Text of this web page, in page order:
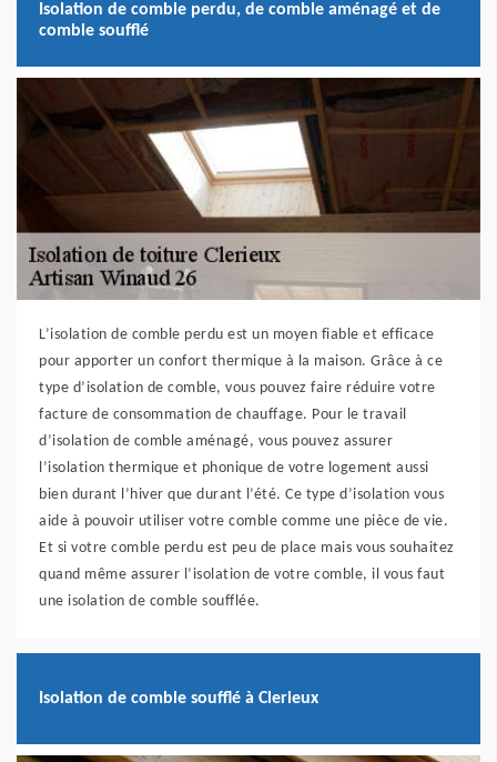
Isolation de comble perdu, de comble aménagé et de
comble soufflé
L’isolation de comble perdu est un moyen fiable et efficace
pour apporter un confort thermique à la maison. Grâce à ce
type d’isolation de comble, vous pouvez faire réduire votre
facture de consommation de chauffage. Pour le travail
d’isolation de comble aménagé, vous pouvez assurer
l’isolation thermique et phonique de votre logement aussi
bien durant l’hiver que durant l’été. Ce type d’isolation vous
aide à pouvoir utiliser votre comble comme une pièce de vie.
Et si votre comble perdu est peu de place mais vous souhaitez
quand même assurer l’isolation de votre comble, il vous faut
une isolation de comble soufflée.
Isolation de comble soufflé à Clerieux